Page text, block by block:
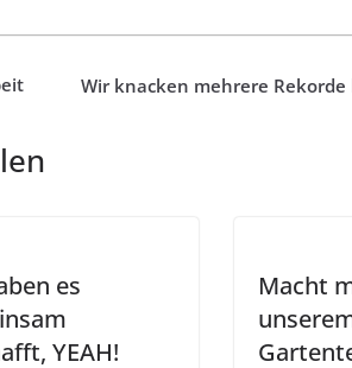
Wir knacken mehrere Rekorde
es
YEAH!
Macht